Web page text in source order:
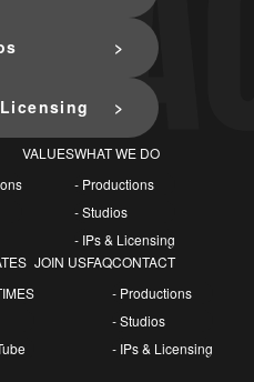
VALUESWHAT WE DO
- Productions
- Studios
- IPs & Licensing
JOIN USFAQCONTACT
- Productions
- Studios
- IPs & Licensing